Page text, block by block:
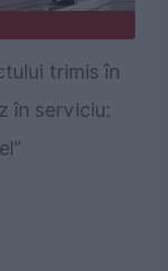
trimis în
în serviciu: